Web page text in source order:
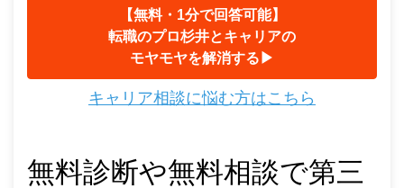
【無料・1分で回答可能】
転職のプロ杉井とキャリアの
モヤモヤを解消する▶︎
キャリア相談に悩む方はこちら
無料診断や無料相談で第三